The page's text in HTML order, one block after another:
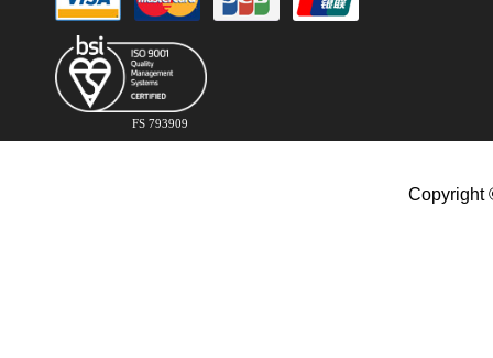
FS 793909
Copyright